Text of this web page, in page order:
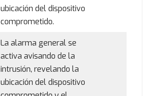
ubicación del dispositivo
comprometido.
La alarma general se
activa avisando de la
intrusión, revelando la
ubicación del dispositivo